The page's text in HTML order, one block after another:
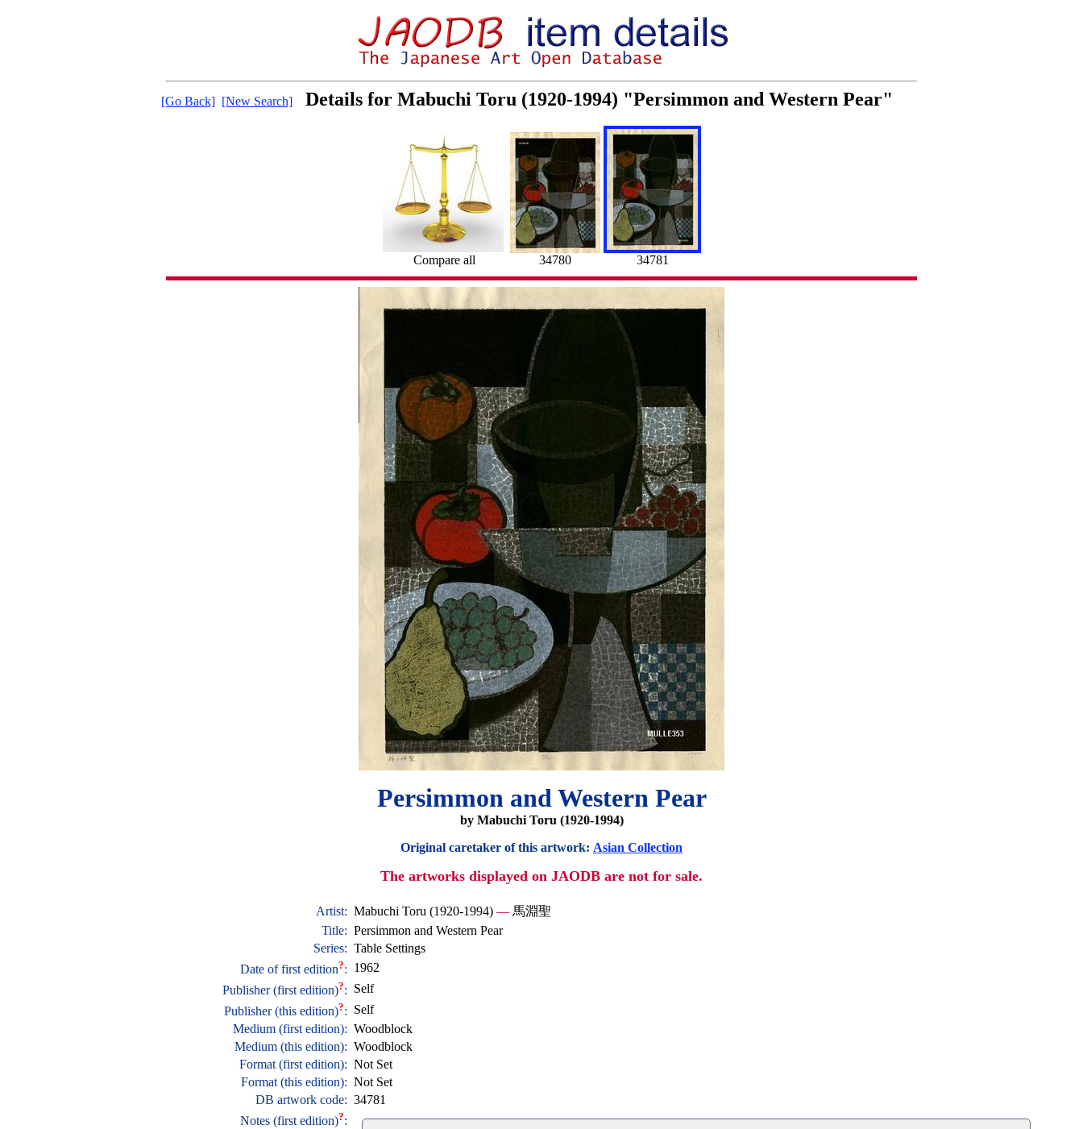
[Go Back] [New Search] Details for Mabuchi Toru (1920-1994) "Persimmon and Western Pear"
Compare all 34780 34781
Persimmon and Western Pear
by Mabuchi Toru (1920-1994)
Original caretaker of this artwork: Asian Collection
The artworks displayed on JAODB are not for sale.
Artist: Mabuchi Toru (1920-1994) —馬淵聖
Title: Persimmon and Western Pear
Series: Table Settings
Date of first edition?: 1962
Publisher (first edition)?: Self
Publisher (this edition)?: Self
Medium (first edition): Woodblock
Medium (this edition): Woodblock
Format (first edition): Not Set
Format (this edition): Not Set
DB artwork code: 34781
Notes (first edition)?: